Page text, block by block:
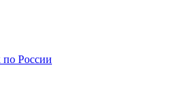
по России